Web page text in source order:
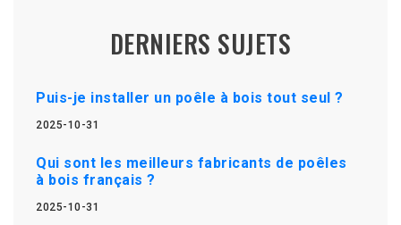
DERNIERS SUJETS
Puis-je installer un poêle à bois tout seul ?
2025-10-31
Qui sont les meilleurs fabricants de poêles
à bois français ?
2025-10-31